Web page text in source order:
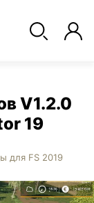
V1.2.0
19
для FS 2019